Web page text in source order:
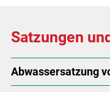
Satzungen
Abwassersatzung